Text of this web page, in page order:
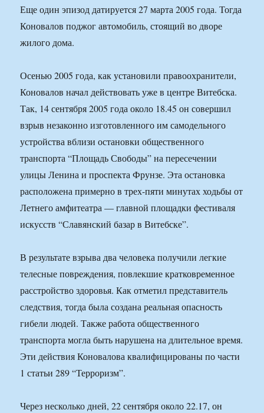
Еще один эпизод датируется 27 марта 2005 года. Тогда
Коновалов поджог автомобиль, стоящий во дворе
жилого дома.
Осенью 2005 года, как установили правоохранители,
Коновалов начал действовать уже в центре Витебска.
Так, 14 сентября 2005 года около 18.45 он совершил
взрыв незаконно изготовленного им самодельного
устройства вблизи остановки общественного
транспорта “Площадь Свободы” на пересечении
улицы Ленина и проспекта Фрунзе. Эта остановка
расположена примерно в трех-пяти минутах ходьбы от
Летнего амфитеатра — главной площадки фестиваля
искусств “Славянский базар в Витебске”.
В результате взрыва два человека получили легкие
телесные повреждения, повлекшие кратковременное
расстройство здоровья. Как отметил представитель
следствия, тогда была создана реальная опасность
гибели людей. Также работа общественного
транспорта могла быть нарушена на длительное время.
Эти действия Коновалова квалифицированы по части
1 статьи 289 “Терроризм”.
Через несколько дней, 22 сентября около 22.17, он